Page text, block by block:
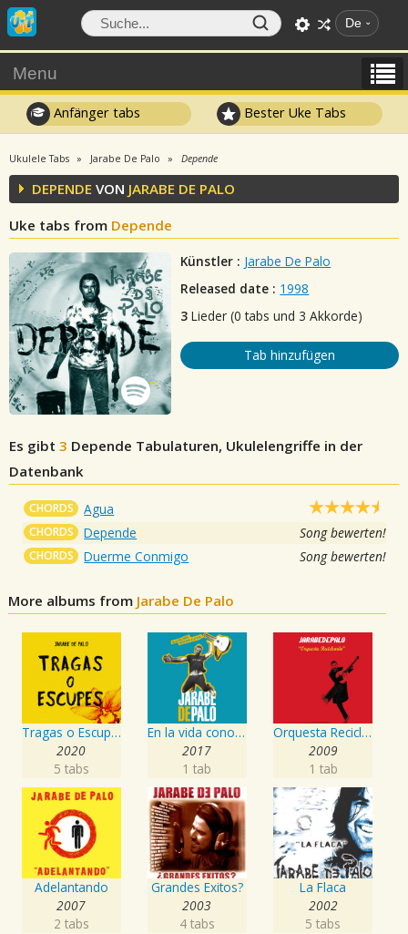
De
Menu
Anfänger tabs Bester Uke Tabs
Ukulele Tabs Jarabe De Palo Depende
DEPENDE VON JARABE DE PALO
Uke tabs from Depende
Künstler : Jarabe De Palo
Released date : 1998
3 Lieder (0 tabs und 3 Akkorde)
Tab hinzufügen
Es gibt 3 Depende Tabulaturen, Ukulelengriffe in der
Datenbank
CHORDS Agua
CHORDS Depende Song bewerten!
CHORDS Duerme Conmigo Song bewerten!
More albums from Jarabe De Palo
Tragas o Escupes
2020
5 tabs
En la vida conocí mujer igual a la Flaca: 20 años
2017
1 tab
Orquesta Reciclando
2009
1 tab
Adelantando
2007
2 tabs
Grandes Exitos?
2003
4 tabs
La Flaca
2002
5 tabs